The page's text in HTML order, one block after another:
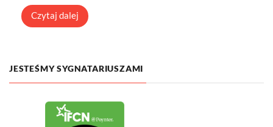
Czytaj dalej
JESTEŚMY SYGNATARIUSZAMI